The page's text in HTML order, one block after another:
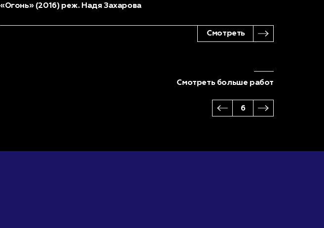
«Огонь» (2016) реж. Надя Захарова
Смотреть
Смотреть больше работ
6